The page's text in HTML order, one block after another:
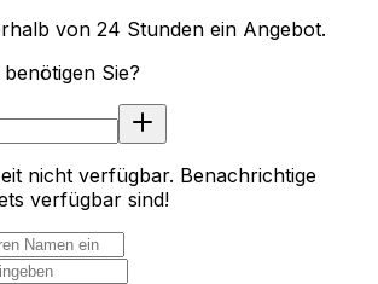
von 24 Stunden ein Angebot.
Sie?
nicht verfügbar. Benachrichtige
verfügbar sind!